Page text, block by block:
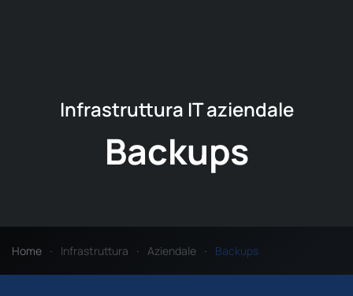
Infrastruttura IT aziendale
Backups
Home Infrastruttura Aziendale Backups